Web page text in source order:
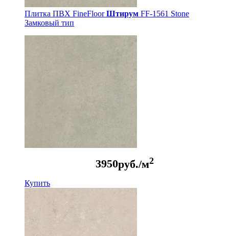
Плитка ПВХ FineFloorШтирум FF-1561 Stone
Замковый тип
3950руб./м2
Купить